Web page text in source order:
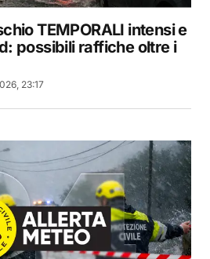
TEMPORALI intensi e
possibili raffiche oltre i
23:17